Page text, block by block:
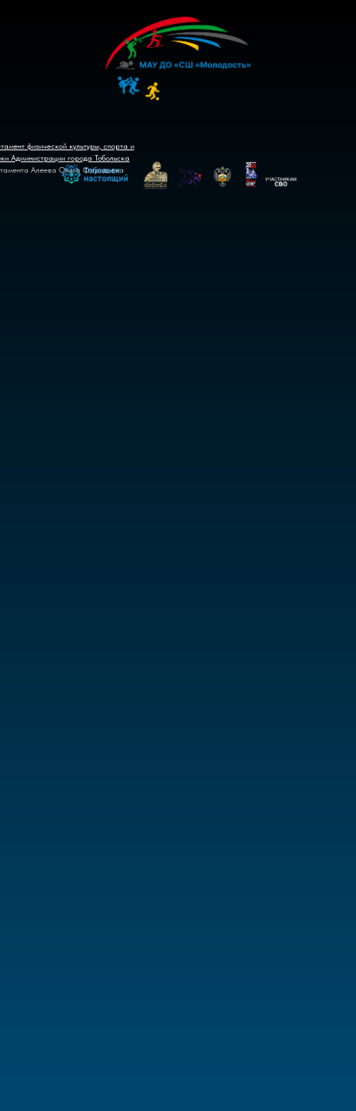
физической культуры, спорта и
Администрации города Тобольска
Алеева Ольга Фаридовна